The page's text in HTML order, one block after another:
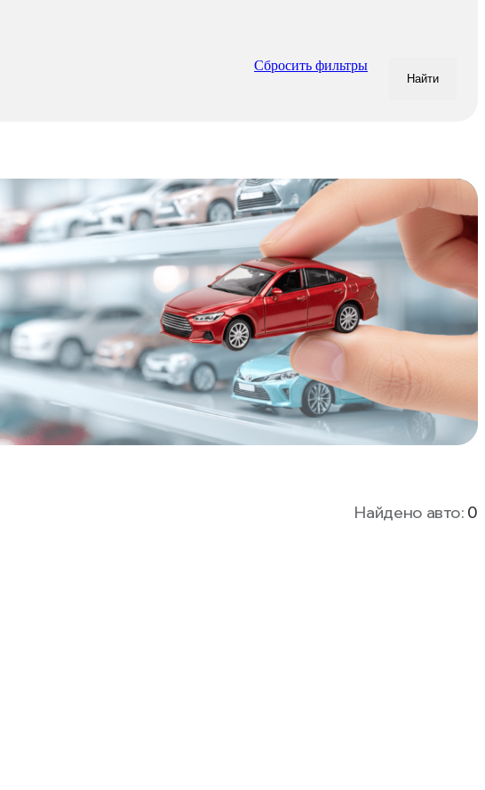
Сбросить фильтры
Найти
Найдено авто: 0